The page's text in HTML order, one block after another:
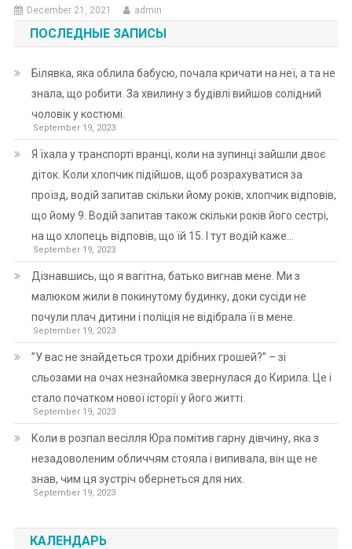
December 21, 2021 admin
ПОСЛЕДНЫЕ ЗАПИСЫ
Білявка, яка облила бабусю, почала кричати на неї, а та не
знала, що робити. За хвилину з будівлі вийшов солідний
чоловік у костюмі.
September 19, 2023
Я їхала у транспорті вранці, коли на зупинці зайшли двоє
діток. Коли хлопчик підійшов, щоб розрахуватися за
проїзд, водій запитав скільки йому років, хлопчик відповів,
що йому 9. Водій запитав також скільки років його сестрі,
на що хлопець відповів, що їй 15. І тут водій каже…
September 19, 2023
Дізнавшись, що я вагітна, батько вигнав мене. Ми з
малюком жили в покинутому будинку, доки сусіди не
почули плач дитини і поліція не відібрала її в мене.
September 19, 2023
”У вас не знайдеться трохи дрібних грошей?” – зі
сльозами на очах незнайомка звернулася до Кирила. Це і
стало початком нової історії у його житті.
September 19, 2023
Коли в розпал весілля Юра помітив гарну дівчину, яка з
незадоволеним обличчям стояла і випивала, він ще не
знав, чим ця зустріч обернеться для них.
September 19, 2023
КАЛЕНДАРЬ